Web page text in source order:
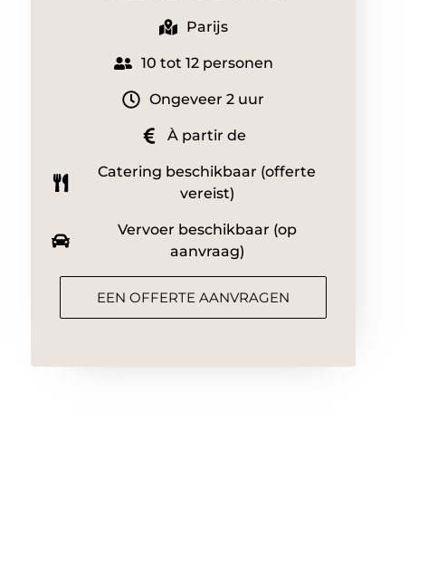
Parijs
10 tot 12 personen
Ongeveer 2 uur
À partir de
Catering beschikbaar (offerte
vereist)
Vervoer beschikbaar (op
aanvraag)
EEN OFFERTE AANVRAGEN